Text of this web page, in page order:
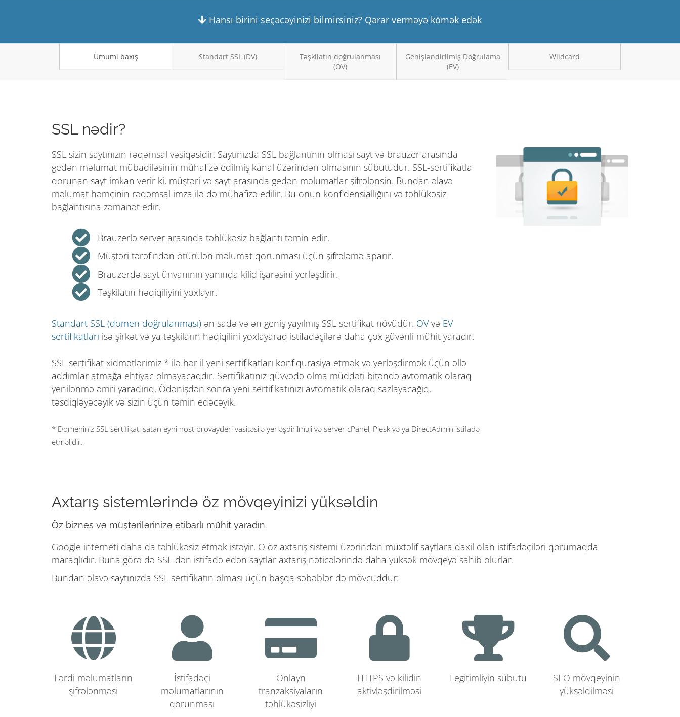
Hansı birini seçəcəyinizi bilmirsiniz? Qərar verməyə kömək edək
Ümumi baxış Standart SSL (DV)
Təşkilatın doğrulanması
(OV)
Genişləndirilmiş Doğrulama
(EV)
Wildcard
SSL nədir?
SSL sizin saytınızın rəqəmsal vəsiqəsidir. Saytınızda SSL bağlantının olması sayt və brauzer arasında
gedən məlumat mübadiləsinin mühafizə edilmiş kanal üzərindən olmasının sübutudur. SSL-sertifikatla
qorunan sayt imkan verir ki, müştəri və sayt arasında gedən məlumatlar şifrələnsin. Bundan əlavə
məlumat həmçinin rəqəmsal imza ilə də mühafizə edilir. Bu onun konfidensiallığını və təhlükəsiz
bağlantısına zəmanət edir.
Brauzerlə server arasında təhlükəsiz bağlantı təmin edir.
Müştəri tərəfindən ötürülən məlumat qorunması üçün şifrələmə aparır.
Brauzerdə sayt ünvanının yanında kilid işarəsini yerləşdirir.
Təşkilatın həqiqiliyini yoxlayır.
Standart SSL (domen doğrulanması) ən sadə və ən geniş yayılmış SSL sertifikat növüdür. OVvə EV
sertifikatları isə şirkət və ya təşkiların həqiqilini yoxlayaraq istifadəçilərə daha çox güvənli mühit yaradır.
SSL sertifikat xidmətlərimiz * ilə hər il yeni sertifikatları konfiqurasiya etmək və yerləşdirmək üçün əllə
addımlar atmağa ehtiyac olmayacaqdır. Sertifikatınız qüvvədə olma müddəti bitəndə avtomatik olaraq
yenilənmə əmri yaradırıq. Ödənişdən sonra yeni sertifikatınızı avtomatik olaraq sazlayacağıq,
təsdiqləyəcəyik və sizin üçün təmin edəcəyik.
* Domeniniz SSL sertifikatı satan eyni host provayderi vasitəsilə yerləşdirilməli və server cPanel, Plesk və ya DirectAdmin istifadə
etməlidir.
Axtarış sistemlərində öz mövqeyinizi yüksəldin
Öz biznes və müştərilərinizə etibarlı mühit yaradın.
Google interneti daha da təhlükəsiz etmək istəyir. O öz axtarış sistemi üzərindən müxtəlif saytlara daxil olan istifadəçiləri qorumaqda
maraqlıdır. Buna görə də SSL-dən istifadə edən saytlar axtarış nəticələrində daha yüksək mövqeyə sahib olurlar.
Bundan əlavə saytınızda SSL sertifikatın olması üçün başqa səbəblər də mövcuddur:
Fərdi məlumatların
şifrələnməsi
İstifadəçi
məlumatlarının
qorunması
Onlayn
tranzaksiyaların
təhlükəsizliyi
HTTPS və kilidin
aktivləşdirilməsi
Legitimliyin sübutu
SEO mövqeyinin
yüksəldilməsi